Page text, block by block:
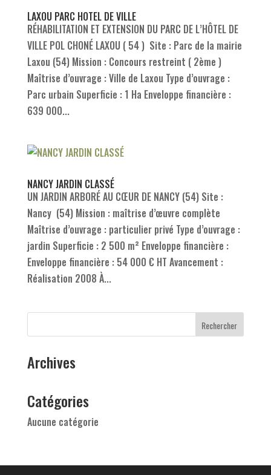
LAXOU PARC HOTEL DE VILLE
RÉHABILITATION ET EXTENSION DU PARC DE L’HÔTEL DE
VILLE POL CHONÉ LAXOU ( 54 ) Site : Parc de la mairie
Laxou (54) Mission : Concours restreint ( 2ème )
Maîtrise d’ouvrage : Ville de Laxou Type d’ouvrage :
Parc urbain Superficie : 1 Ha Enveloppe financière :
639 000...
NANCY JARDIN CLASSÉ
UN JARDIN ARBORÉ AU CŒUR DE NANCY (54) Site :
Nancy (54) Mission : maîtrise d’œuvre complète
Maîtrise d’ouvrage : particulier privé Type d’ouvrage :
jardin Superficie : 2 500 m² Enveloppe financière :
Enveloppe financière : 54 000 € HT Avancement :
Réalisation 2008 À...
Archives
Catégories
Aucune catégorie